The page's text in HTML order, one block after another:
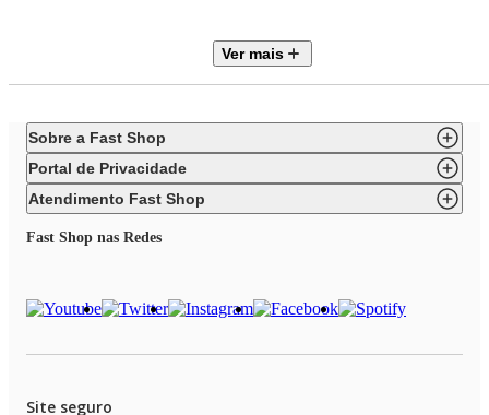
• Luz indicadora de funcionamento
• Trava de fechamento
• Chapa com revestimento antiaderente
• Chapas destacáveis
• Duas versões de chapa: Grill(ondulada) e sanduiche (Chapa selada)
• Área da Chapa 28x15 cm
• Porta fio
Ver mais
Sobre a Fast Shop
Portal de Privacidade
Atendimento Fast Shop
Fast Shop nas Redes
Site seguro